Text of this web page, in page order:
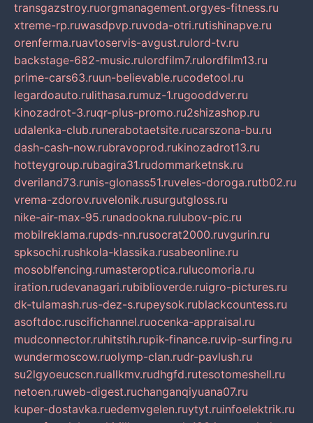
transgazstroy.ruorgmanagement.orgyes-fitness.ru
xtreme-rp.ruwasdpvp.ruvoda-otri.rutishinapve.ru
orenferma.ruavtoservis-avgust.rulord-tv.ru
backstage-682-music.rulordfilm7.rulordfilm13.ru
prime-cars63.ruun-believable.rucodetool.ru
legardoauto.rulithasa.rumuz-1.rugooddver.ru
kinozadrot-3.ruqr-plus-promo.ru2shizashop.ru
udalenka-club.runerabotaetsite.rucarszona-bu.ru
dash-cash-now.rubravoprod.rukinozadrot13.ru
hotteygroup.rubagira31.rudommarketnsk.ru
dveriland73.runis-glonass51.ruveles-doroga.rutb02.ru
vrema-zdorov.ruvelonik.rusurgutgloss.ru
nike-air-max-95.runadookna.rulubov-pic.ru
mobilreklama.rupds-nn.rusocrat2000.ruvgurin.ru
spksochi.rushkola-klassika.rusabeonline.ru
mosoblfencing.rumasteroptica.rulucomoria.ru
iration.rudevanagari.rubiblioverde.ruigro-pictures.ru
dk-tulamash.rus-dez-s.rupeysok.rublackcountess.ru
asoftdoc.ruscifichannel.ruocenka-appraisal.ru
mudconnector.ruhitstih.rupik-finance.ruvip-surfing.ru
wundermoscow.ruolymp-clan.rudr-pavlush.ru
su2lgyoeucscn.ruallkmv.rudhgfd.rutesotomeshell.ru
netoen.ruweb-digest.ruchanganqiyuana07.ru
kuper-dostavka.ruedemvgelen.ruytyt.ruinfoelektrik.ru